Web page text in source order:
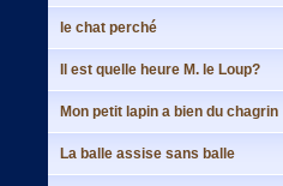
le chat perché
Il est quelle heure M. le Loup?
Mon petit lapin a bien du chagrin
La balle assise sans balle